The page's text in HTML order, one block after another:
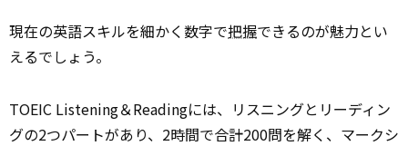
現在の英語スキルを細かく数字で把握できるのが魅力とい
えるでしょう。
TOEIC Listening＆Readingには、リスニングとリーディン
グの2つパートがあり、2時間で合計200問を解く、マークシ